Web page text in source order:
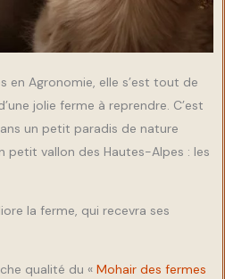
en Agronomie, elle s’est tout de
jolie ferme à reprendre. C’est
un petit paradis de nature
petit vallon des Hautes-Alpes : les
la ferme, qui recevra ses
qualité du « Mohair des fermes